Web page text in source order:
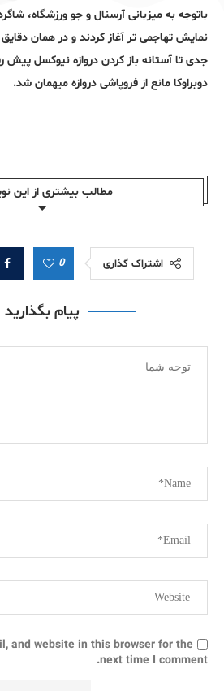
باتوجه به میزبانی آرسنال و جو ورزشگاه،
نمایش تهاجمی تر آغاز کردند و در همان
جدی تا آستانه باز کردن دروازه نیوکسل
دوبراوکا مانع از فروپاشی دروازه میهمان شد.
مطالب بیشتری از این
اشتراک گذاری 0
پیام بگذارید
and website in this browser for the
next time I comment.